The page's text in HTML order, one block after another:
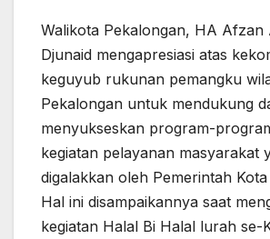
Walikota Pekalongan, HA Afzan
Djunaid mengapresiasi atas
keguyub rukunan pemangku
Pekalongan untuk mendukung
menyukseskan program-
kegiatan pelayanan masyarakat
digalakkan oleh Pemerintah
Hal ini disampaikannya saat
kegiatan Halal Bi Halal lurah se-